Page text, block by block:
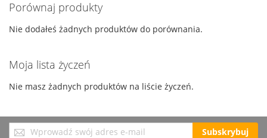
Porównaj produkty
Nie dodałeś żadnych produktów do porównania.
Moja lista życzeń
Nie masz żadnych produktów na liście życzeń.
Subskrybuj
Subskrybuj